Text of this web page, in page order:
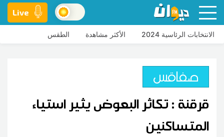
Live
الانتخابات الرئاسية 2024 الأكثر مشاهدة الطقس
صفاقس
قرقنة : تكاثر البعوض يثير استياء
المتساكنين